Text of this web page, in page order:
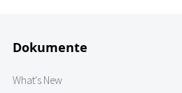
Dokumente
What's New